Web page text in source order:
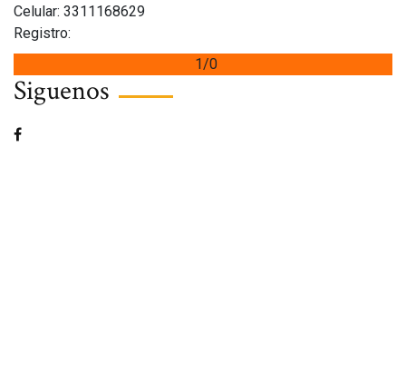
Celular: 3311168629
Registro:
1/0
Siguenos